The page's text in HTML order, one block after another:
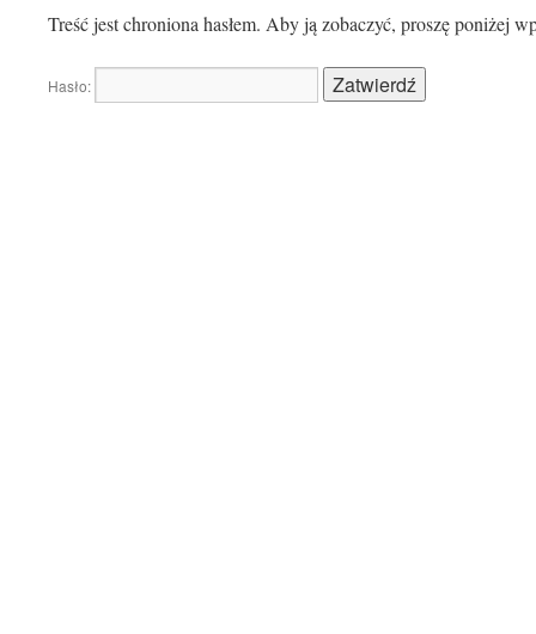
Treść jest chroniona hasłem. Aby ją zobaczyć, proszę poniżej
Hasło: